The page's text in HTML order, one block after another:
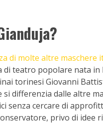
di molte altre maschere
teatro popolare nata in
torinesi Giovanni
si differenzia dalle altre
senza cercare di
privo di idee